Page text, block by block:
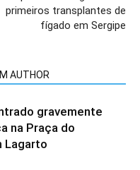
primeiros transplantes de
fígado em Sergipe
AUTHOR
gravemente
na Praça do
Lagarto